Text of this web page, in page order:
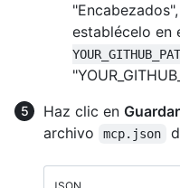
establécelo en
YOUR_GITHUB_PAT
Haz clic en Guardar
archivo
mcp.json